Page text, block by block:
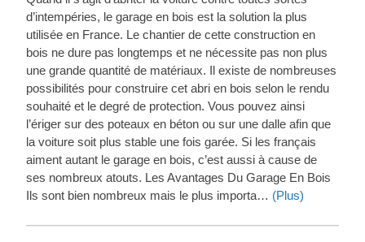
d’intempéries, le garage en bois est la solution la plus
utilisée en France. Le chantier de cette construction en
bois ne dure pas longtemps et ne nécessite pas non plus
une grande quantité de matériaux. Il existe de nombreuses
possibilités pour construire cet abri en bois selon le rendu
souhaité et le degré de protection. Vous pouvez ainsi
l’ériger sur des poteaux en béton ou sur une dalle afin que
la voiture soit plus stable une fois garée. Si les français
aiment autant le garage en bois, c’est aussi à cause de
ses nombreux atouts. Les Avantages Du Garage En Bois
Ils sont bien nombreux mais le plus importa… (Plus)